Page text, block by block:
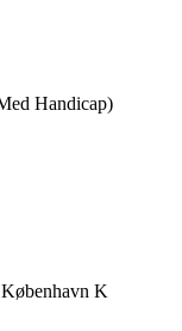
Handicap)
København K